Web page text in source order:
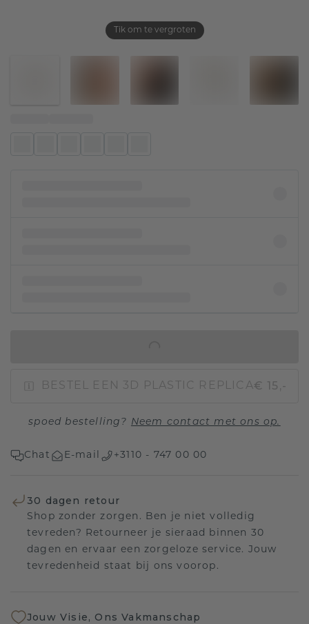
Tik om te vergroten
BESTEL EEN 3D PLASTIC REPLICA€ 15,-
spoed bestelling? Neem contact met ons op.
Chat E-mail +3110 - 747 00 00
30 dagen retour
Shop zonder zorgen. Ben je niet volledig
tevreden? Retourneer je sieraad binnen 30
dagen en ervaar een zorgeloze service. Jouw
tevredenheid staat bij ons voorop.
Jouw Visie, Ons Vakmanschap